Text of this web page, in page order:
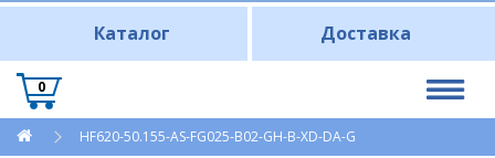
Каталог Доставка
0
HF620-50.155-AS-FG025-B02-GH-B-XD-DA-G